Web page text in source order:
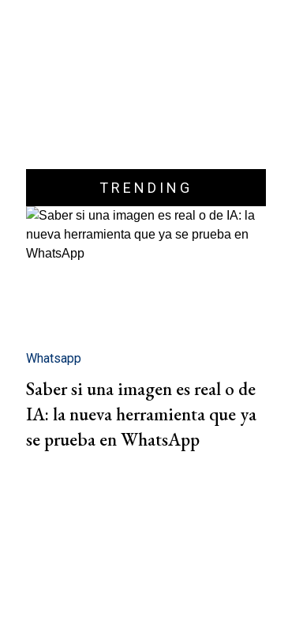
TRENDING
Whatsapp
Saber si una imagen es real o de
IA: la nueva herramienta que ya
se prueba en WhatsApp